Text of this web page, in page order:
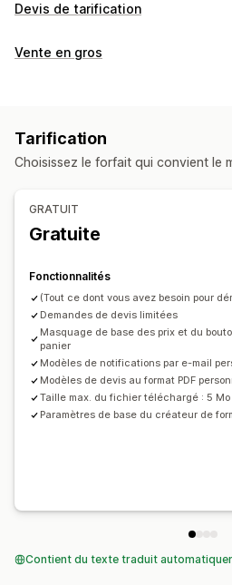
Devis de tarification
Règles de tarification
Devises multiples
Affichage personnalisé
Factures
Multilingue
Notifications
Alertes administrateur
Réponses automatiques aux e-
Mises à jour de devis
Vente en gros
Délais de paiement
Tarification
Choisissez le forfait qui convient le
GRATUIT
Gratuite
Fonctionnalités
(Tout ce dont vous avez besoin pour
Demandes de devis limitées
Masquage de base des prix et du
panier
Modèles de notifications par e-mail
Modèles de devis au format PDF
Taille max. du fichier téléchargé : 5 Mo
Paramètres de base du créateur de
Contient du texte traduit